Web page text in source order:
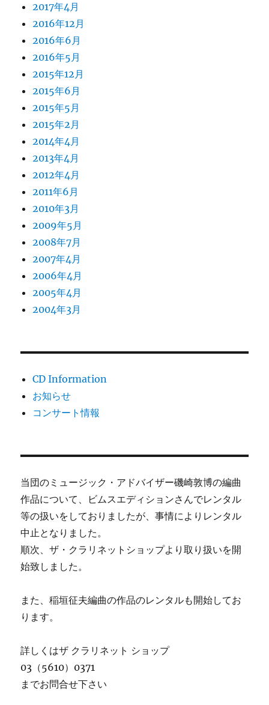
2017年4月
2016年12月
2016年6月
2016年5月
2015年12月
2015年6月
2015年5月
2015年2月
2014年4月
2013年4月
2012年4月
2011年6月
2010年3月
2009年5月
2008年7月
2007年4月
2006年4月
2005年4月
2004年3月
CD Information
お知らせ
コンサート情報
当団のミュージック・アドバイザー磯崎敦博の編曲
作品について、ビムスエディションさんでレンタル
等の扱いをしておりましたが、事情によりレンタル
中止となりました。
順次、ザ・クラリネットショップより取り扱いを開
始致しました。
また、稲垣征夫編曲の作品のレンタルも開始してお
ります。
詳しくはザ クラリネット ショップ
03（5610）0371
までお問合せ下さい